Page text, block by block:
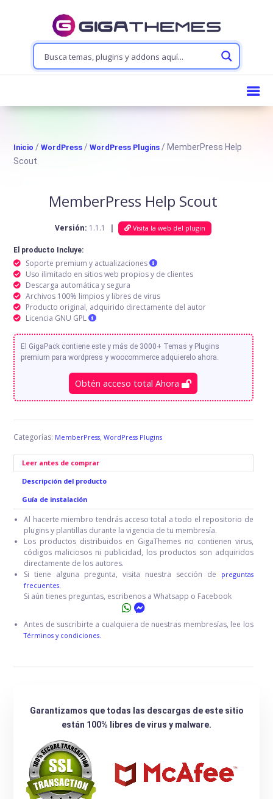
Inicio /WordPress /WordPress Plugins / MemberPress Help
Scout
MemberPress Help Scout
Versión: 1.1.1 | Visita la web del plugin
El producto Incluye:
Soporte premium y actualizaciones
Uso ilimitado en sitios web propios y de clientes
Descarga automática y segura
Archivos 100% limpios y libres de virus
Producto original, adquirido directamente del autor
Licencia GNU GPL
El GigaPack contiene este y más de 3000+ Temas y Plugins
premium para wordpress y woocommerce adquierelo ahora.
Obtén acceso total Ahora
Categorías: MemberPress,WordPress Plugins
Leer antes de comprar
Descripción del producto
Guía de instalación
Al hacerte miembro tendrás acceso total a todo el repositorio de
plugins y plantillas durante la vigencia de tu membresía.
Los productos distribuidos en GigaThemes no contienen virus,
códigos maliciosos ni publicidad, los productos son adquiridos
directamente de los autores.
Si tiene alguna pregunta, visita nuestra sección de
preguntas
frecuentes.
Si aún tienes preguntas, escribenos a Whatsapp o Facebook
Antes de suscribirte a cualquiera de nuestras membresías, lee los
Términos y condiciones.
Garantizamos que todas las descargas de este sitio
están 100% libres de virus y malware.